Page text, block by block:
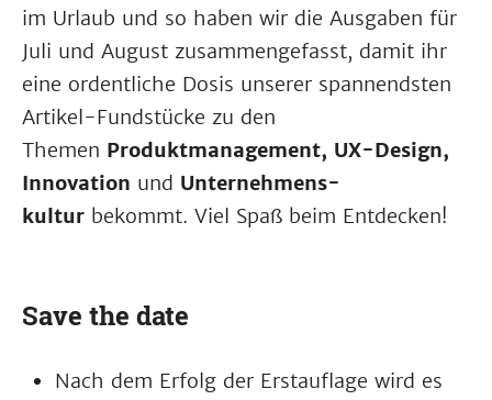
im Urlaub und so haben wir die Ausgaben für
Juli und August zusammengefasst, damit ihr
eine ordentliche Dosis unserer spannendsten
Artikel-Fundstücke zu den
Themen Produktmanagement, UX-Design,
Innovation und Unternehmens­
kultur bekommt. Viel Spaß beim Entdecken!
Save the date
Nach dem Erfolg der Erstauflage wird es